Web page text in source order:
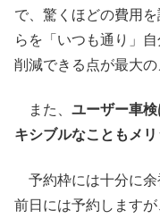
で、驚くほどの費用
らを「いつも通り」
削減できる点が最大の
また、 ユーザー車
キシブルなこともメリ
予約枠には十分に余
前日には予約します